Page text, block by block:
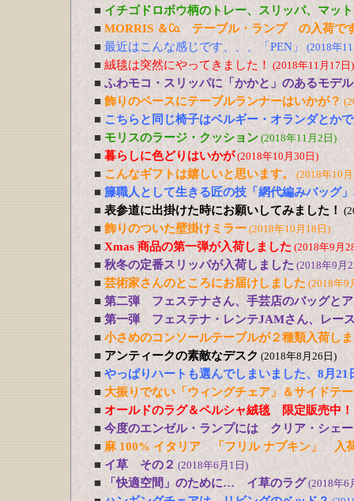
■ イチゴドロボウ柄のトレー、スリッパ、マッ
■ MORRIS ＆㏇ テーブル・ランプ の入荷で
■ 最近はこんな感じです、、、「PEN」 (2018年
■ 絨毯は突然にやってきました！ (2018年11月17日)
■ ふわモコ・スリッパに「かかと」のあるモデ
■ 飾りのベースにテーブルランナーはいかが？
■ こちらと同じ椅子はベルギー・オランダとか
■ モリスのラージ・クッション (2018年11月2日)
■ 暮らしに色どりはいかが(2018年10月30日)
■ こんなギフトは嬉しいと思います。 (2018年10
■ 籐職人として生きる匠の技「網代編みバッグ
■ 表参道に出掛けた時にお願いしてみました！
■ 飾りのついた壁掛けミラー (2018年10月18日)
■ Xmas 商品の第一弾が入荷しました (2018年9月
■ 秋冬の定番スリッパが入荷しました (2018年9月
■ 芸術家さんのところにお届けしました (2018年9
■ 第二弾 フェステナさん、手芸店のバッグと
■ 第一弾 フェステナ・レンテJAMさん、レー
■ 小さめのコンソールテーブルが２種類入荷し
■ アンティークの素敵なデスク (2018年8月26日)
■ やっぱりハートも選んでしまいました、8月21
■ 大振りでない「ウィングチェア」＆サイドテ
■ オールドのラグ＆ペルシャ絨毯 限定販売中！
■ 今度のエンゼル・ランプには クリア・シェ
■ 麻 100% イタリア 「フリル ナプキン」 入
■ イ草 その２ (2018年6月1日)
■ 「快適空間」のために… イ草のラグ (2018年6